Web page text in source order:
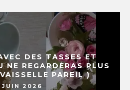
DES TASSES ET
NE REGARDERAS PLUS
PAREIL )
JUIN 2026